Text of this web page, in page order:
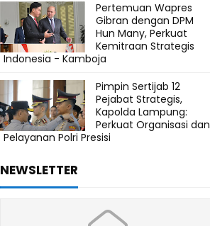
Pertemuan Wapres
Gibran dengan DPM
Hun Many, Perkuat
Kemitraan Strategis
Indonesia - Kamboja
Pimpin Sertijab 12
Pejabat Strategis,
Kapolda Lampung:
Perkuat Organisasi dan
Pelayanan Polri Presisi
NEWSLETTER